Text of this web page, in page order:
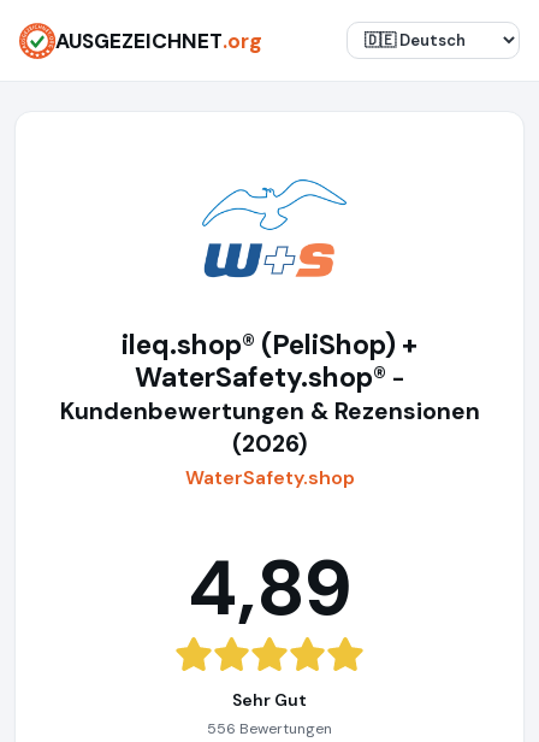
AUSGEZEICHNET.org
ileq.shop® (PeliShop) +
WaterSafety.shop® -
Kundenbewertungen & Rezensionen
(2026)
WaterSafety.shop
4,89
Sehr Gut
556 Bewertungen